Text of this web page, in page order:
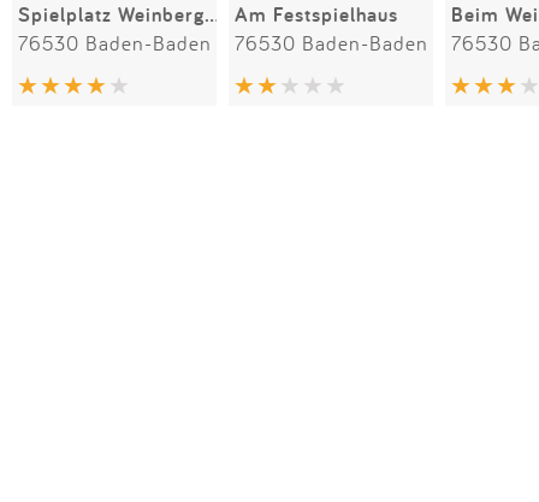
Spielplatz Weinbergstraße
76530 Baden-Baden
Am Festspielhaus
76530 Baden-Baden
Beim
76530